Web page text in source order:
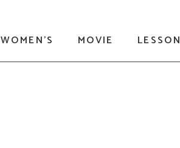
WOMEN'S MOVIE LESSON